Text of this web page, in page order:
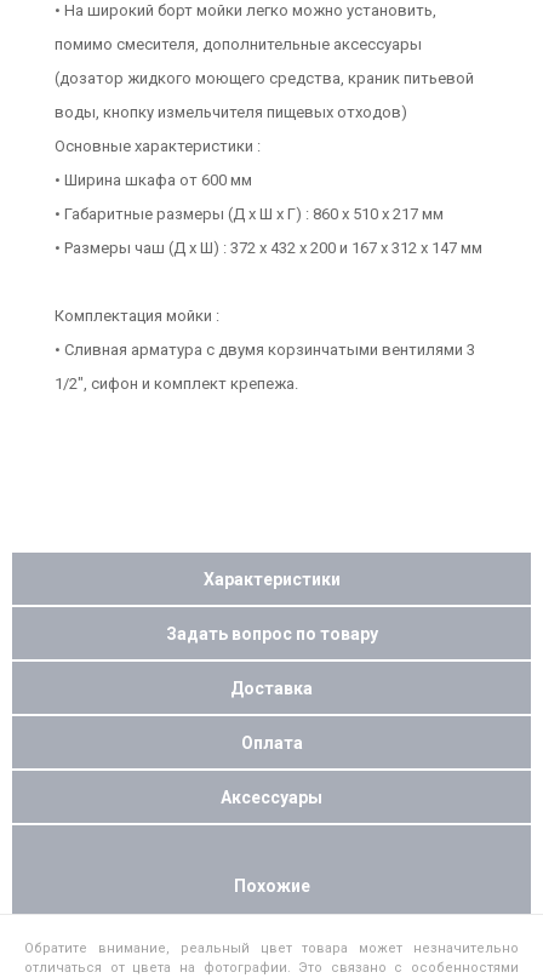
• На широкий борт мойки легко можно установить,
помимо смесителя, дополнительные аксессуары
(дозатор жидкого моющего средства, краник питьевой
воды, кнопку измельчителя пищевых отходов)
Основные характеристики :
• Ширина шкафа от 600 мм
• Габаритные размеры (Д х Ш х Г) : 860 х 510 х 217 мм
• Размеры чаш (Д х Ш) : 372 х 432 х 200 и 167 х 312 х 147 мм
Комплектация мойки :
• Сливная арматура с двумя корзинчатыми вентилями 3
1/2", сифон и комплект крепежа.
Характеристики
Задать вопрос по товару
Доставка
Оплата
Аксессуары
Похожие
Обратите внимание, реальный цвет товара может незначительно
отличаться от цвета на фотографии. Это связано с особенностями